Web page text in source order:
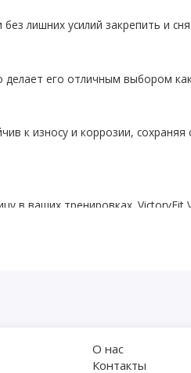
лишних усилий закрепить и
его отличным выбором
к износу и коррозии,
в ваших тренировках.
О нас
Контакты